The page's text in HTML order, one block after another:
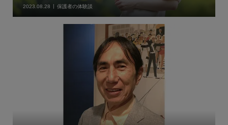
2023.08.28 保護者の体験談